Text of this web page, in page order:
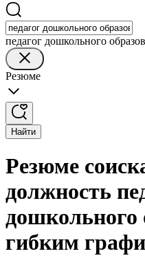
педагог дошкольного
Резюме
Найти
Резюме
должность
дошкольного
гибким